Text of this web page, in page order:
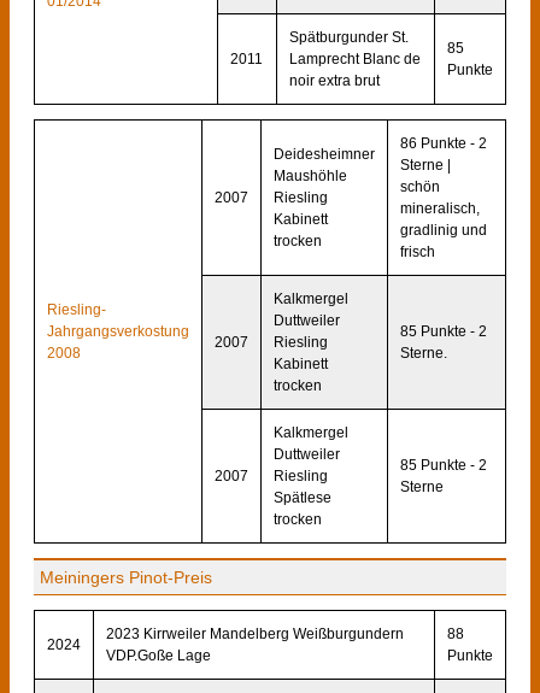
2011
Spätburgunder St.
Lamprecht Blanc de
noir extra brut
85
Punkte
Riesling-
Jahrgangsverkostung
2008
2007
Deidesheimner
Maushöhle
Riesling
Kabinett
trocken
86 Punkte - 2
Sterne |
schön
mineralisch,
gradlinig und
frisch
2007
Kalkmergel
Duttweiler
Riesling
Kabinett
trocken
85 Punkte - 2
Sterne.
2007
Kalkmergel
Duttweiler
Riesling
Spätlese
trocken
85 Punkte - 2
Sterne
Meiningers Pinot-Preis
2024
2023 Kirrweiler Mandelberg Weißburgundern
VDP.Goße Lage
88
Punkte